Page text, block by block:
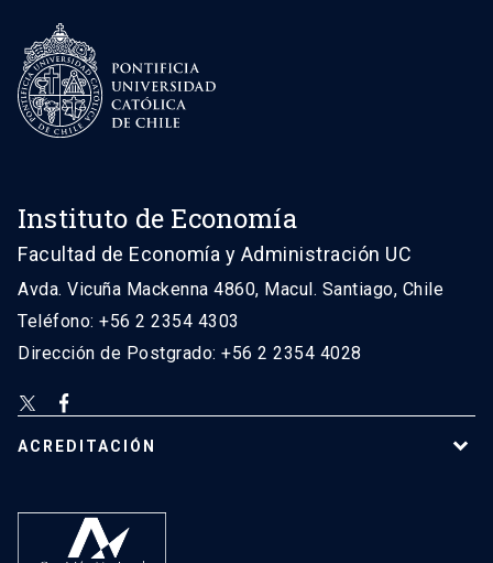
Instituto de Economía
Facultad de Economía y Administración UC
Avda. Vicuña Mackenna 4860, Macul. Santiago, Chile
Teléfono: +56 2 2354 4303
Dirección de Postgrado: +56 2 2354 4028
ACREDITACIÓN